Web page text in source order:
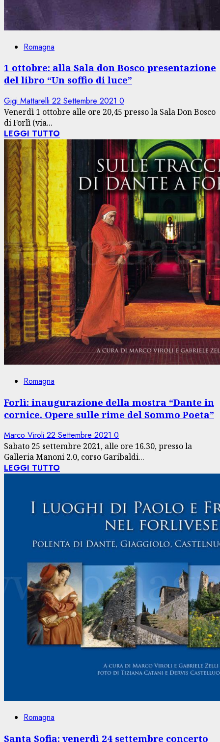
Romagna
1 ottobre: alla Sala don Bosco presentazione
del libro “Un soffio di luce”
Gigi Mattarelli 22 Settembre 2021 0
Venerdì 1 ottobre alle ore 20,45 presso la Sala Don Bosco
di Forlì (via...
LEGGI TUTTO
Romagna
Forlì: inaugurazione della mostra “Dante in
cornice. Opere sulle rime del Sommo Poeta”
Marco Viroli 22 Settembre 2021 0
Sabato 25 settembre 2021, alle ore 16.30, presso la
Galleria Manoni 2.0, corso Garibaldi...
LEGGI TUTTO
Romagna
Santa Sofia: venerdì 24 settembre concerto